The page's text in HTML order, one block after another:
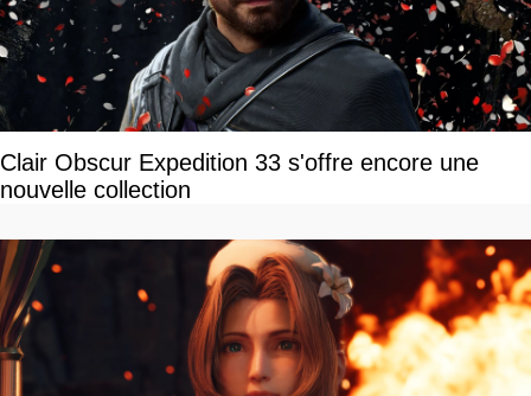
Clair Obscur Expedition 33 s'offre encore une
nouvelle collection